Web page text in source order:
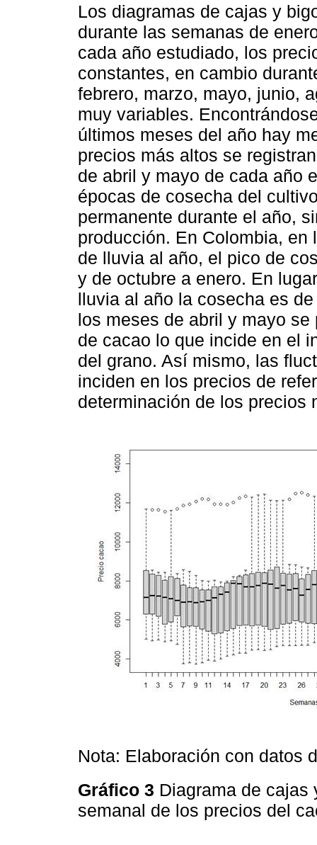
Los diagramas de cajas y
durante las semanas de
cada año estudiado, los
constantes, en cambio
febrero, marzo, mayo, junio,
muy variables.
últimos meses del año hay
precios más altos se
de abril y mayo de cada año
épocas de cosecha del
permanente durante el año,
producción. En Colombia,
de lluvia al año, el pico de
y de octubre a enero. En
lluvia al año la cosecha es
los meses de abril y mayo
de cacao lo que incide en el
del grano. Así mismo, las
inciden en los precios de
determinación de los precios
Nota: Elaboración con datos
Gráfico 3 Diagrama de cajas
semanal de los precios del